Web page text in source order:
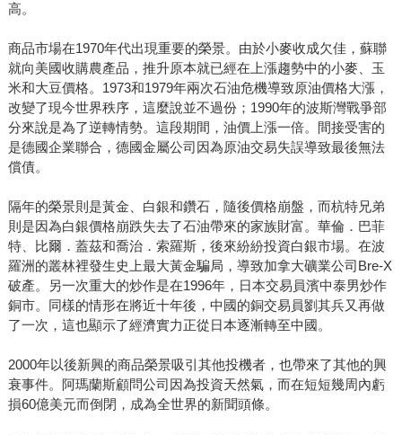
高。
商品市場在1970年代出現重要的榮景。由於小麥收成欠佳，蘇聯
就向美國收購農產品，推升原本就已經在上漲趨勢中的小麥、玉
米和大豆價格。1973和1979年兩次石油危機導致原油價格大漲，
改變了現今世界秩序，這麼說並不過份；1990年的波斯灣戰爭部
分來說是為了逆轉情勢。這段期間，油價上漲一倍。間接受害的
是德國企業聯合，德國金屬公司因為原油交易失誤導致最後無法
償債。
隔年的榮景則是黃金、白銀和鑽石，隨後價格崩盤，而杭特兄弟
則是因為白銀價格崩跌失去了石油帶來的家族財富。華倫．巴菲
特、比爾．蓋茲和喬治．索羅斯，後來紛紛投資白銀市場。在波
羅洲的叢林裡發生史上最大黃金騙局，導致加拿大礦業公司Bre-X
破產。另一次重大的炒作是在1996年，日本交易員濱中泰男炒作
銅市。同樣的情形在將近十年後，中國的銅交易員劉其兵又再做
了一次，這也顯示了經濟實力正從日本逐漸轉至中國。
2000年以後新興的商品榮景吸引其他投機者，也帶來了其他的興
衰事件。阿瑪蘭斯顧問公司因為投資天然氣，而在短短幾周內虧
損60億美元而倒閉，成為全世界的新聞頭條。